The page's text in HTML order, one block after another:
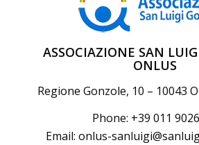
ASSOCIAZIONE SAN
ONLUS
Regione Gonzole, 10 – 10043
Phone: +39 011
Email:onlus-